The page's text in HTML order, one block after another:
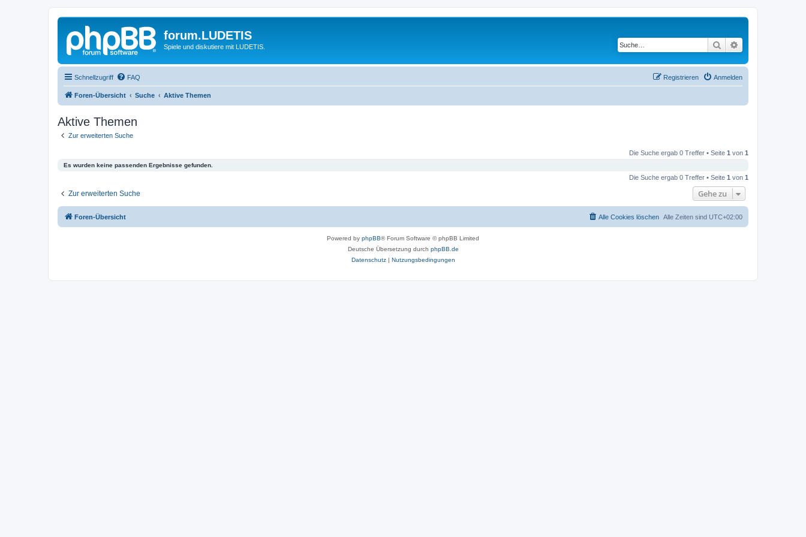
forum.LUDETIS
Spiele und diskutiere mit LUDETIS. Suche
Schnellzugriff FAQ Anmelden
Registrieren
Foren-Übersicht Suche Aktive Themen
Aktive Themen
Zur erweiterten Suche
Die Suche ergab 0 Treffer • Seite 1 von 1
Es wurden keine passenden Ergebnisse gefunden.
Die Suche ergab 0 Treffer • Seite 1 von 1
Zur erweiterten Suche Gehe zu
Foren-Übersicht Alle Zeiten sind UTC+02:00
Alle Cookies löschen
Powered by phpBB® Forum Software © phpBB Limited
Deutsche Übersetzung durch phpBB.de
Datenschutz| Nutzungsbedingungen